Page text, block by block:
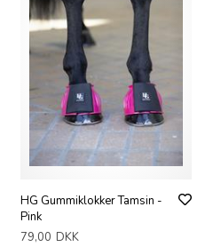
HG Gummiklokker Tamsin -
Pink
79,00 DKK